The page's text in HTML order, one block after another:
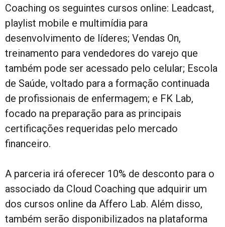
Coaching os seguintes cursos online: Leadcast,
playlist mobile e multimídia para
desenvolvimento de líderes; Vendas On,
treinamento para vendedores do varejo que
também pode ser acessado pelo celular; Escola
de Saúde, voltado para a formação continuada
de profissionais de enfermagem; e FK Lab,
focado na preparação para as principais
certificações requeridas pelo mercado
financeiro.
A parceria irá oferecer 10% de desconto para o
associado da Cloud Coaching que adquirir um
dos cursos online da Affero Lab. Além disso,
também serão disponibilizados na plataforma